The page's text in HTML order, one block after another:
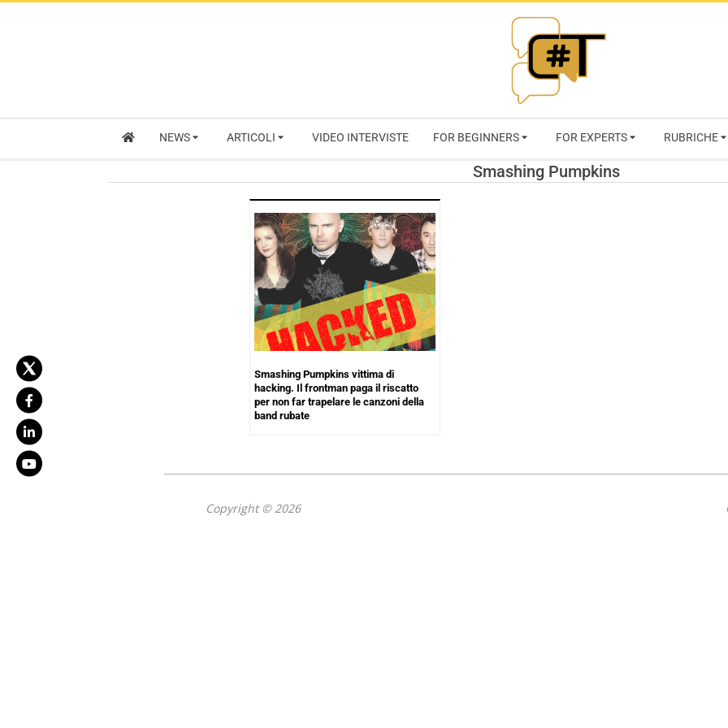
RIVISTA
NEWS ARTICOLI VIDEO INTERVISTE FOR BEGINNERS FOR EXPERTS RUBRICHE
Smashing Pumpkins
Smashing Pumpkins vittima di
hacking. Il frontman paga il riscatto
per non far trapelare le canzoni della
band rubate
Copyright © 2026